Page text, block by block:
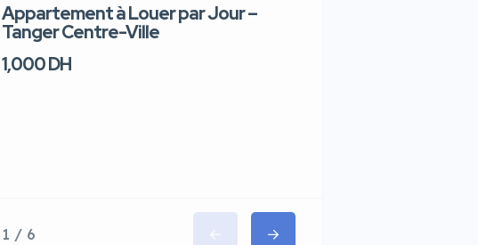
Appartement à Louer par Jour –
Tanger Centre-Ville
1,000 DH
1 / 6